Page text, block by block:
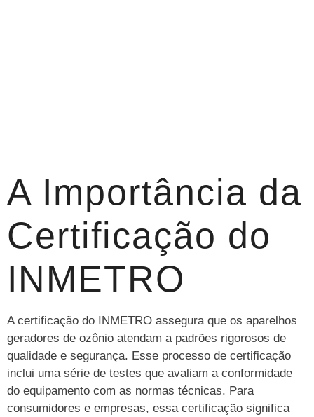
A Importância da
Certificação do
INMETRO
A certificação do INMETRO assegura que os aparelhos
geradores de ozônio atendam a padrões rigorosos de
qualidade e segurança. Esse processo de certificação
inclui uma série de testes que avaliam a conformidade
do equipamento com as normas técnicas. Para
consumidores e empresas, essa certificação significa